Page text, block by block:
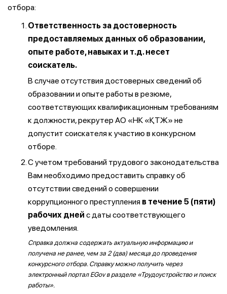
отбора:
Ответственность за достоверность
предоставляемых данных об образовании,
опыте работе, навыках и т.д. несет
соискатель.
В случае отсутствия достоверных сведений об
образовании и опыте работы в резюме,
соответствующих квалификационным требованиям
к должности, рекрутер АО «НК «ҚТЖ» не
допустит соискателя к участию в конкурсном
отборе.
С учетом требований трудового законодательства
Вам необходимо предоставить справку об
отсутствии сведений о совершении
коррупционного преступления в течение 5 (пяти)
рабочих дней с даты соответствующего
уведомления.
Справка должна содержать актуальную информацию и
получена не ранее, чем за 2 (два) месяца до проведения
конкурсного отбора. Справку можно получить через
электронный портал EGov в разделе «Трудоустройство и поиск
работы».